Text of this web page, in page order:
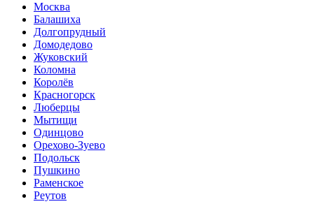
Москва
Балашиха
Долгопрудный
Домодедово
Жуковский
Коломна
Королёв
Красногорск
Люберцы
Мытищи
Одинцово
Орехово-Зуево
Подольск
Пушкино
Раменское
Реутов